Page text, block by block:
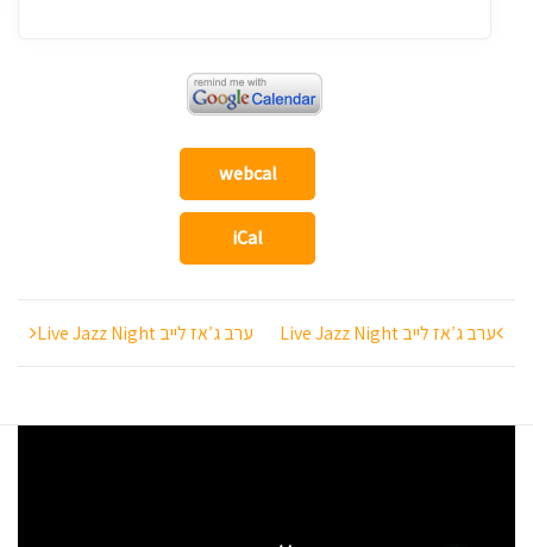
webcal
iCal
ניווט
ערב ג’אז לייב Live Jazz Night ערב ג’אז לייב Live Jazz Night